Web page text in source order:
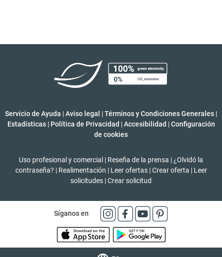
Servicio de Ayuda |Aviso legal |Términos y Condiciones Generales |
Estadísticas | Política de Privacidad | Accesibilidad | Configuración
de cookies
Uso profesional y comercial | Reseña de la prensa | ¿Olvidó la
contraseña? | Realimentación | Leer ofertas | Crear oferta | Leer
solicitudes |Crear solicitud
Síganos en